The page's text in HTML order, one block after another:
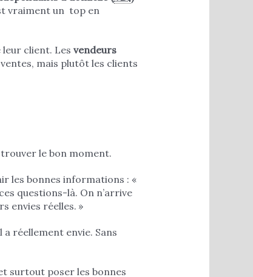
vraiment un top en
client. Les vendeurs
mais plutôt les clients
le bon moment.
les bonnes informations : «
questions-là. On n’arrive
envies réelles. »
réellement envie. Sans
surtout poser les bonnes